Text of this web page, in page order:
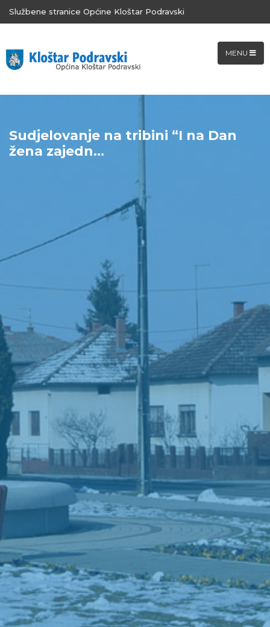
Službene stranice Općine Kloštar Podravski
MENU
Sudjelovanje na tribini “I na Dan
žena zajedn...